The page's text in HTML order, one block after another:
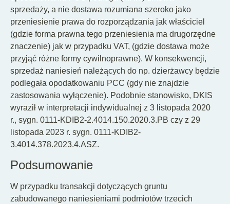
sprzedaży, a nie dostawa rozumiana szeroko jako
przeniesienie prawa do rozporządzania jak właściciel
(gdzie forma prawna tego przeniesienia ma drugorzędne
znaczenie) jak w przypadku VAT, (gdzie dostawa może
przyjąć różne formy cywilnoprawne). W konsekwencji,
sprzedaż naniesień należących do np. dzierżawcy będzie
podlegała opodatkowaniu PCC (gdy nie znajdzie
zastosowania wyłączenie). Podobnie stanowisko, DKIS
wyraził w interpretacji indywidualnej z 3 listopada 2020
r., sygn. 0111-KDIB2-2.4014.150.2020.3.PB czy z 29
listopada 2023 r. sygn. 0111-KDIB2-
3.4014.378.2023.4.ASZ.
Podsumowanie
W przypadku transakcji dotyczących gruntu
zabudowanego naniesieniami podmiotów trzecich